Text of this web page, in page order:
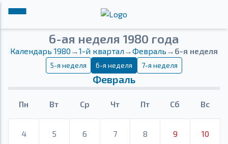
6-ая неделя 1980 года
Календарь 1980→1-й квартал→Февраль → 6-я неделя
5-я неделя 6-я неделя 7-я неделя
Февраль
Пн Вт Ср Чт Пт Сб Вс
4 5 6 7 8 9 10